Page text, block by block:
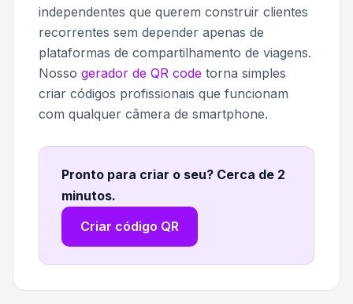
independentes que querem construir clientes
recorrentes sem depender apenas de
plataformas de compartilhamento de viagens.
Nosso gerador de QR code torna simples
criar códigos profissionais que funcionam
com qualquer câmera de smartphone.
Pronto para criar o seu? Cerca de 2
minutos.
Criar código QR